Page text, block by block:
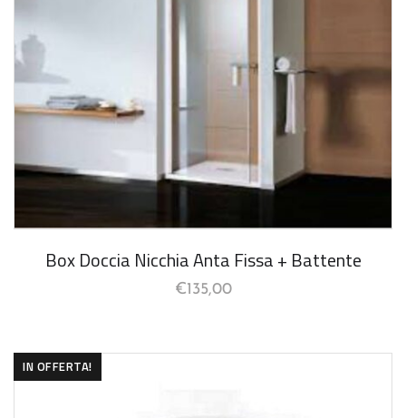
Box Doccia Nicchia Anta Fissa + Battente
€135,00
IN OFFERTA!